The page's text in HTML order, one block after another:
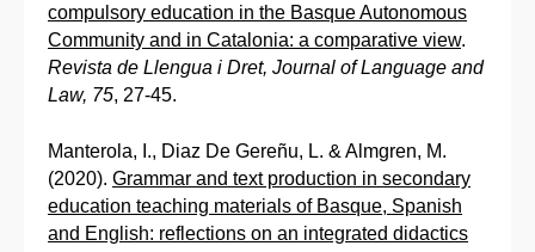
compulsory education in the Basque Autonomous
Community and in Catalonia: a comparative view.
Revista de Llengua i Dret, Journal of Language and
Law, 75, 27-45.
Manterola, I., Diaz De Gereñu, L. & Almgren, M.
(2020). Grammar and text production in secondary
education teaching materials of Basque, Spanish
and English: reflections on an integrated didactics